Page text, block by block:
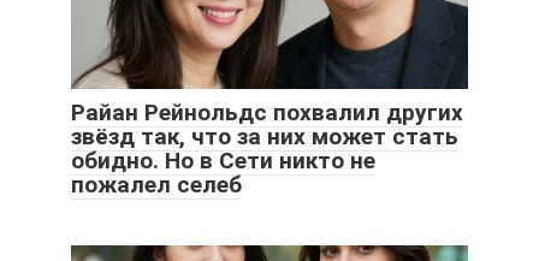
Райан Рейнольдс похвалил других
звёзд так, что за них может стать
обидно. Но в Сети никто не
пожалел селеб